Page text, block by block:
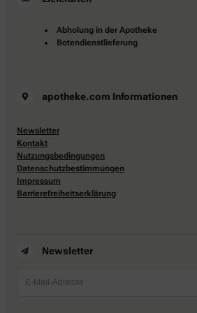
Abholung in der Apotheke
Botendienstlieferung
apotheke.com Informationen
Newsletter
Kontakt
Nutzungsbedingungen
Datenschutzbestimmungen
Impressum
Barrierefreiheitserklärung
Newsletter